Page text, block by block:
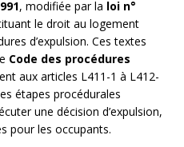
, modifiée par la loi n°
le droit au logement
d’expulsion. Ces textes
Code des procédures
aux articles L411-1 à L412-
étapes procédurales
une décision d’expulsion,
pour les occupants.